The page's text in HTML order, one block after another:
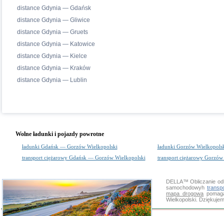
distance Gdynia — Gdańsk
distance Gdynia — Gliwice
distance Gdynia — Gruets
distance Gdynia — Katowice
distance Gdynia — Kielce
distance Gdynia — Kraków
distance Gdynia — Lublin
Wolne ładunki i pojazdy powrotne
ładunki Gdańsk — Gorzów Wielkopolski
ładunki Gorzów
transport ciężarowy Gdańsk — Gorzów Wielkopolski
transport ciężarowy
DELLA™Obliczanie
samochodowyh
mapa drogowa
Wielkopolski.